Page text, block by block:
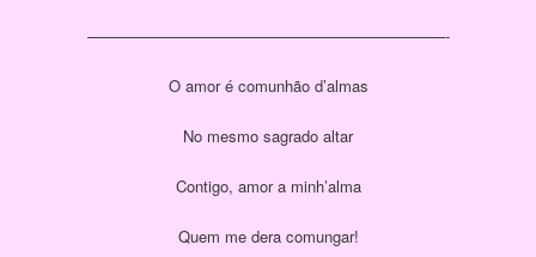
———————————————————————-
O amor é comunhão d’almas
No mesmo sagrado altar
Contigo, amor a minh’alma
Quem me dera comungar!